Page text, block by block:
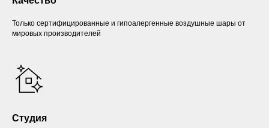
Только сертифицированные и гипоалергенные воздушные шары от
мировых производителей
Студия